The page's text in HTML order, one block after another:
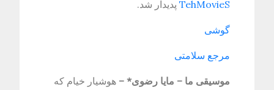
TehMovieS پدیدار شد.
گوشی
مرجع سلامتی
موسیقی ما – مایا رضوی* –هوشیار خیام که